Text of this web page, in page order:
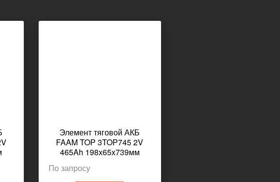
Элемент тяговой АКБ
FAAM TOP 3TOP745 2V
465Ah 198x65x739мм
По запросу